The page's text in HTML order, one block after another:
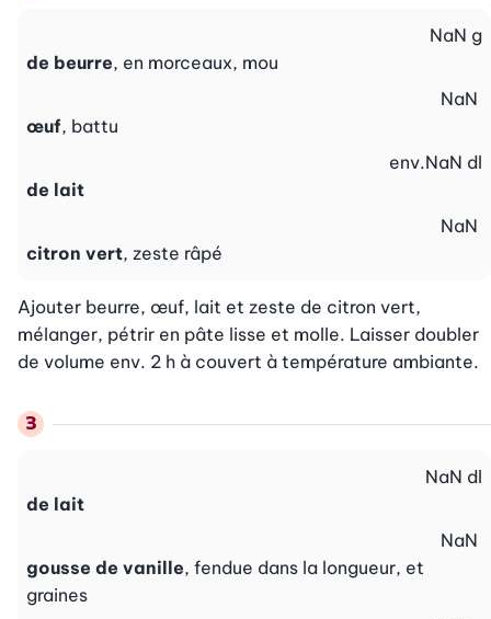
de beurre, en morceaux, mou
NaN g
œuf, battu
NaN
de lait
env.NaN dl
citron vert, zeste râpé
NaN
Ajouter beurre, œuf, lait et zeste de citron vert,
mélanger, pétrir en pâte lisse et molle. Laisser doubler
de volume env. 2 h à couvert à température ambiante.
de lait
NaN dl
gousse de vanille, fendue dans la longueur, et
graines
NaN